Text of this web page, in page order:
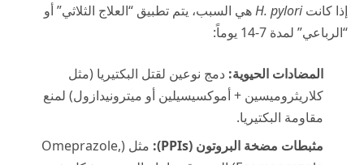
إذا كانتH. pyloriهي السبب، يتم تطبيق “العلاج الثلاثي” أو
“الرباعي” لمدة 7-14 يوماً:
المضادات الحيوية: دمج نوعين لقتل البكتيريا (مثل
كلاريثروميسين + أموكسيسيلين أو ميترونيدازول) لمنع
مقاومة البكتيريا.
مثبطات مضخة البروتون (PPIs):
مثل (Omeprazole,